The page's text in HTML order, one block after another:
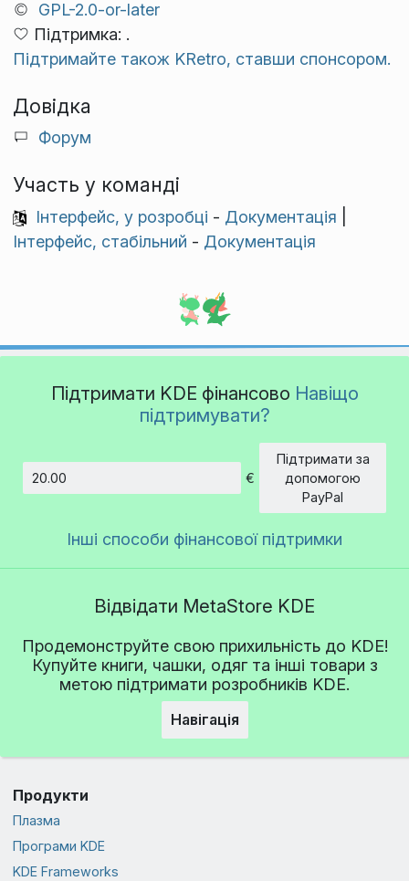
GPL-2.0-or-later
Підтримка: .
Підтримайте також KRetro, ставши спонсором.
Довідка
Форум
Участь у команді
Інтерфейс, у розробці - Документація
Інтерфейс, стабільний - Документація
Підтримати KDE фінансово Навіщо
підтримувати?
€
Підтримати за
допомогою
PayPal
Інші способи фінансової підтримки
Відвідати MetaStore KDE
Продемонструйте свою прихильність до KDE!
Купуйте книги, чашки, одяг та інші товари з
метою підтримати розробників KDE.
Навігація
Продукти
Плазма
Програми KDE
KDE Frameworks